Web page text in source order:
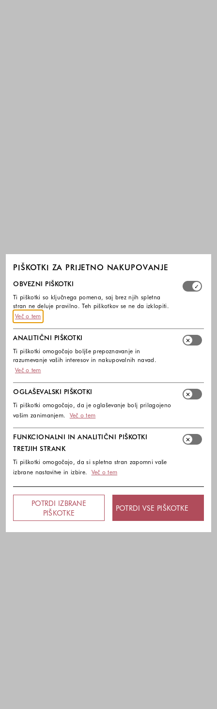
PIŠKOTKI ZA PRIJETNO NAKUPOVANJE
Izberite, katere skupine piškotkov dovolite. Obvezni
OBVEZNI PIŠKOTKI
Ti piškotki so ključnega pomena, saj brez njih spletna
stran ne deluje pravilno. Teh piškotkov se ne da izklopiti.
Več o tem
ANALITIČNI PIŠKOTKI
Ti piškotki omogočajo boljše prepoznavanje in
razumevanje vaših interesov in nakupovalnih navad.
Več o tem
OGLAŠEVALSKI PIŠKOTKI
Ti piškotki omogočajo, da je oglaševanje bolj prilagojeno
vašim zanimanjem.
Več o tem
FUNKCIONALNI IN ANALITIČNI PIŠKOTKI
TRETJIH STRANK
Ti piškotki omogočajo, da si spletna stran zapomni vaše
izbrane nastavitve in izbire.
Več o tem
POTRDI IZBRANE
PIŠKOTKE
POTRDI VSE PIŠKOTKE